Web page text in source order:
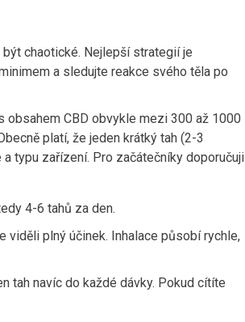
chaotické. Nejlepší strategií je
a sledujte reakce svého těla po
obsahem CBD obvykle mezi 300 až 1000
platí, že jeden krátký tah (2-3
typu zařízení. Pro začátečníky doporučuji
4-6 tahů za den.
viděli plný účinek. Inhalace působí rychle,
tah navíc do každé dávky. Pokud cítíte